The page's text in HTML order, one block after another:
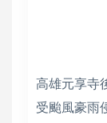
高雄元享寺
受颱風豪雨